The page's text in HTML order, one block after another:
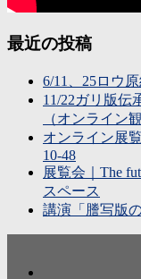
最近の投稿
6/11、25ロウ
11/22ガリ版伝
（オンライン
オンライン展
10-48
展覧会｜The
スペース
講演「謄写版